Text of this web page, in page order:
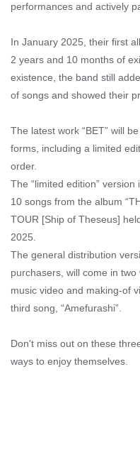
performances and actively
In January 2025, their first
2 years and 10 months of
existence, the band still
of songs and showed their
The latest work “BET” will
forms, including a limited
order.
The “limited edition”
10 songs from the album
TOUR [Ship of Theseus]
2025.
The general distribution
purchasers, will come in
music video and making-of
third song, “Amefurashi”.
Don't miss out on these
ways to enjoy themselves.